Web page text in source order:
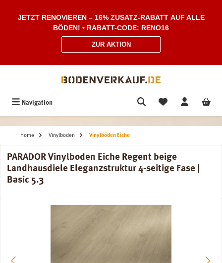
JETZT RENOVIEREN – 16% ZUSATZ-RABATT AUF ALLE
BÖDEN! • RABATT-CODE: RENO16
ZUR AKTION
Navigation
Home Vinylboden Vinylböden Eiche
PARADOR Vinylboden Eiche Regent beige
Landhausdiele Eleganzstruktur 4-seitige Fase |
Basic 5.3